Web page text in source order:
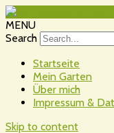
MENU
Search
Startseite
Mein Garten
Über mich
Impressum &
Skip to content